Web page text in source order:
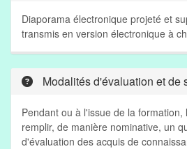
Diaporama électronique projeté et
transmis en version électronique à
Modalités d'évaluation et de
Pendant ou à l'issue de la
remplir, de manière nominative, un
d'évaluation des acquis de